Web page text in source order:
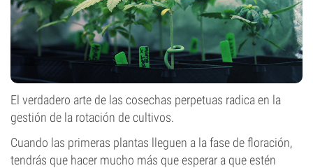
El verdadero arte de las cosechas perpetuas radica en la
gestión de la rotación de cultivos.
Cuando las primeras plantas lleguen a la fase de floración,
tendrás que hacer mucho más que esperar a que estén